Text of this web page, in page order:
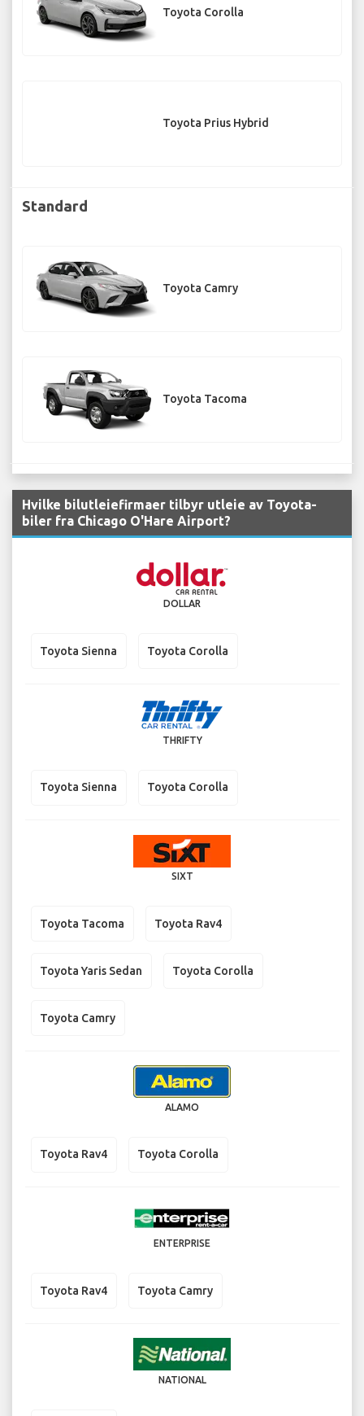
Toyota Corolla
Toyota Prius Hybrid
Standard
Toyota Camry
Toyota Tacoma
Hvilke bilutleiefirmaer tilbyr utleie av Toyota-
biler fra Chicago O'Hare Airport?
DOLLAR
Toyota Sienna Toyota Corolla
THRIFTY
Toyota Sienna Toyota Corolla
SIXT
Toyota Tacoma Toyota Rav4
Toyota Yaris Sedan Toyota Corolla
Toyota Camry
ALAMO
Toyota Rav4 Toyota Corolla
ENTERPRISE
Toyota Rav4 Toyota Camry
NATIONAL